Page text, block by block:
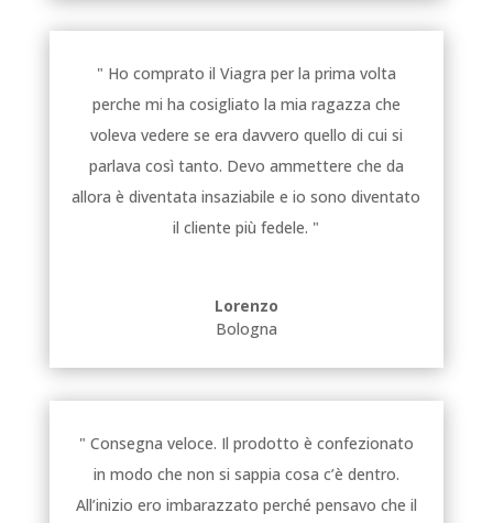
" Ho comprato il Viagra per la prima volta
perche mi ha cosigliato la mia ragazza che
voleva vedere se era davvero quello di cui si
parlava così tanto. Devo ammettere che da
allora è diventata insaziabile e io sono diventato
il cliente più fedele. "
Lorenzo
Bologna
" Consegna veloce. Il prodotto è confezionato
in modo che non si sappia cosa c’è dentro.
All’inizio ero imbarazzato perché pensavo che il